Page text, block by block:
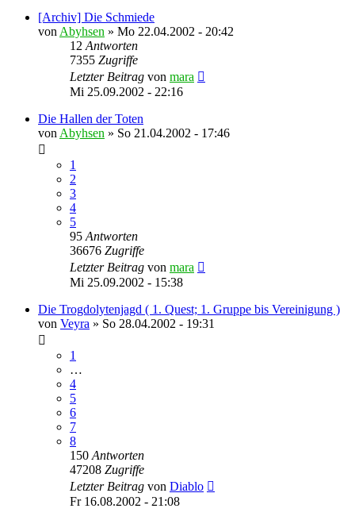
[Archiv] Die Schmiede
von Abyhsen » Mo 22.04.2002 - 20:42
12 Antworten
7355 Zugriffe
Letzter Beitrag von mara
Mi 25.09.2002 - 22:16
Die Hallen der Toten
von Abyhsen » So 21.04.2002 - 17:46
1
2
3
4
5
95 Antworten
36676 Zugriffe
Letzter Beitrag von mara
Mi 25.09.2002 - 15:38
Die Trogdolytenjagd ( 1. Quest; 1. Gruppe bis Vereinigung )
von Veyra » So 28.04.2002 - 19:31
1
…
4
5
6
7
8
150 Antworten
47208 Zugriffe
Letzter Beitrag von Diablo
Fr 16.08.2002 - 21:08